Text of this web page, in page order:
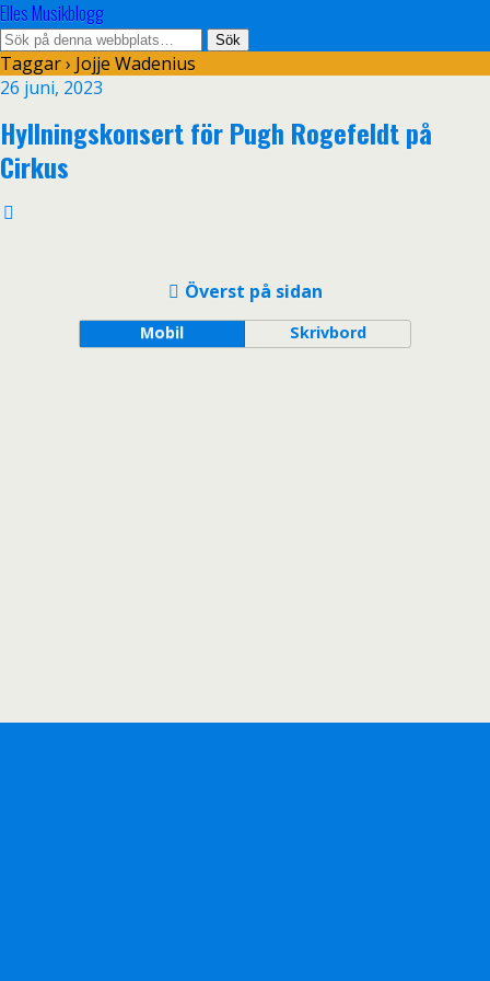
Elles Musikblogg
Taggar › Jojje Wadenius
26 juni, 2023
Hyllningskonsert för Pugh Rogefeldt på
Cirkus
Överst på sidan
Mobil Skrivbord